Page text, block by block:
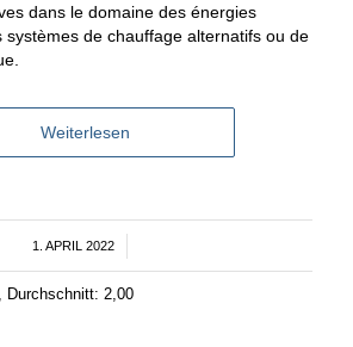
dans le domaine des énergies
systèmes de chauffage alternatifs ou de
Weiterlesen
1. APRIL 2022
/
2,00